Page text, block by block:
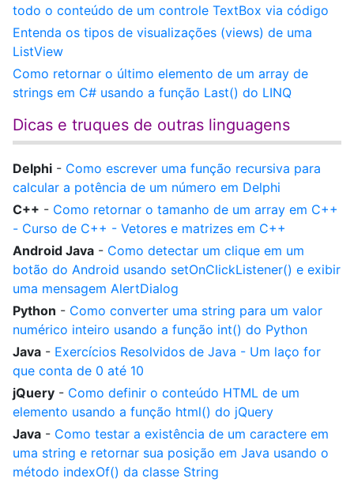
todo o conteúdo de um controle TextBox via código
Entenda os tipos de visualizações (views) de uma
ListView
Como retornar o último elemento de um array de
strings em C# usando a função Last() do LINQ
Dicas e truques de outras linguagens
Delphi - Como escrever uma função recursiva para
calcular a potência de um número em Delphi
C++ - Como retornar o tamanho de um array em C++
- Curso de C++ - Vetores e matrizes em C++
Android Java - Como detectar um clique em um
botão do Android usando setOnClickListener() e exibir
uma mensagem AlertDialog
Python - Como converter uma string para um valor
numérico inteiro usando a função int() do Python
Java - Exercícios Resolvidos de Java - Um laço for
que conta de 0 até 10
jQuery - Como definir o conteúdo HTML de um
elemento usando a função html() do jQuery
Java - Como testar a existência de um caractere em
uma string e retornar sua posição em Java usando o
método indexOf() da classe String